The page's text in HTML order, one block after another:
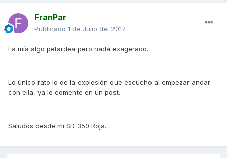
FranPar
Publicado 1 de Julio del 2017
La mía algo petardea pero nada exagerado.
Lo único rato lo de la explosión que escucho al empezar andar
con ella, ya lo comente en un post.
Saludos desde mi SD 350 Roja.